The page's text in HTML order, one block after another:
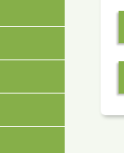
Sollten Sie